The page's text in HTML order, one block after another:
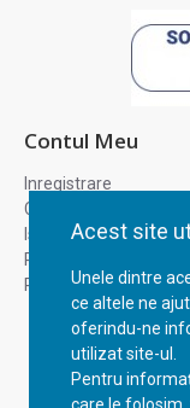
Acest site
Unele dintre
ce altele ne
oferindu-ne
utilizat site-ul.
Pentru
Contul Meu
Inregistrare
Contul meu
Istoric comenzi
Recuperare parola
Returnare produs